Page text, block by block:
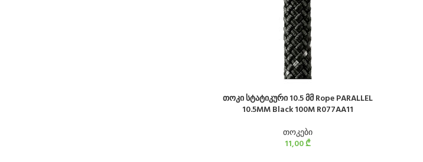
თოკი სტატიკური 10.5 მმ Rope PARALLEL
10.5MM Black 100M R077AA11
თოკები
11,00₾